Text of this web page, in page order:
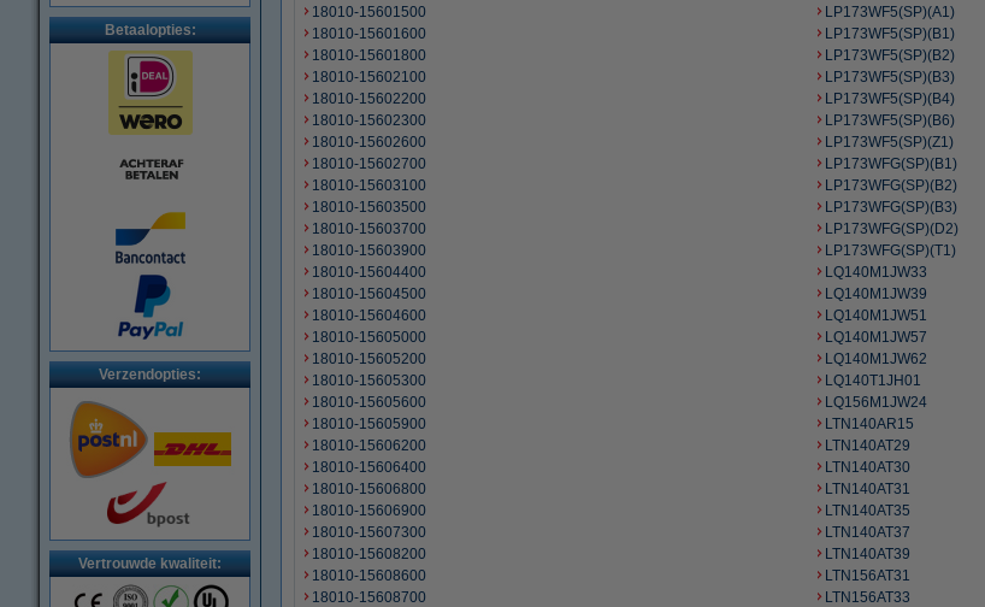
Betaalopties:
Verzendopties:
Vertrouwde kwaliteit:
18010-15601500
18010-15601600
18010-15601800
18010-15602100
18010-15602200
18010-15602300
18010-15602600
18010-15602700
18010-15603100
18010-15603500
18010-15603700
18010-15603900
18010-15604400
18010-15604500
18010-15604600
18010-15605000
18010-15605200
18010-15605300
18010-15605600
18010-15605900
18010-15606200
18010-15606400
18010-15606800
18010-15606900
18010-15607300
18010-15608200
18010-15608600
18010-15608700
LP173WF5(SP)(A1)
LP173WF5(SP)(B1)
LP173WF5(SP)(B2)
LP173WF5(SP)(B3)
LP173WF5(SP)(B4)
LP173WF5(SP)(B6)
LP173WF5(SP)(Z1)
LP173WFG(SP)(B1)
LP173WFG(SP)(B2)
LP173WFG(SP)(B3)
LP173WFG(SP)(D2)
LP173WFG(SP)(T1)
LQ140M1JW33
LQ140M1JW39
LQ140M1JW51
LQ140M1JW57
LQ140M1JW62
LQ140T1JH01
LQ156M1JW24
LTN140AR15
LTN140AT29
LTN140AT30
LTN140AT31
LTN140AT35
LTN140AT37
LTN140AT39
LTN156AT31
LTN156AT33